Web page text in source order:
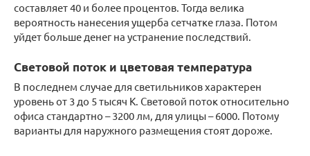
составляет 40 и более процентов. Тогда велика
вероятность нанесения ущерба сетчатке глаза. Потом
уйдет больше денег на устранение последствий.
Световой поток и цветовая температура
В последнем случае для светильников характерен
уровень от 3 до 5 тысяч К. Световой поток относительно
офиса стандартно – 3200 лм, для улицы – 6000. Потому
варианты для наружного размещения стоят дороже.